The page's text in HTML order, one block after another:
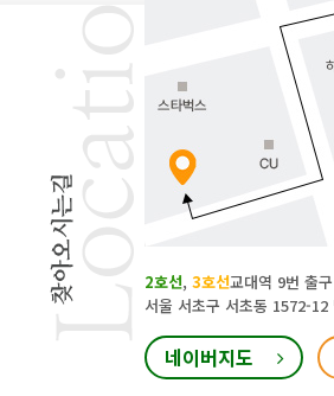
2호선, 3호선교대역 9번 출구
서울 서초구 서초동 1572-12
네이버지도